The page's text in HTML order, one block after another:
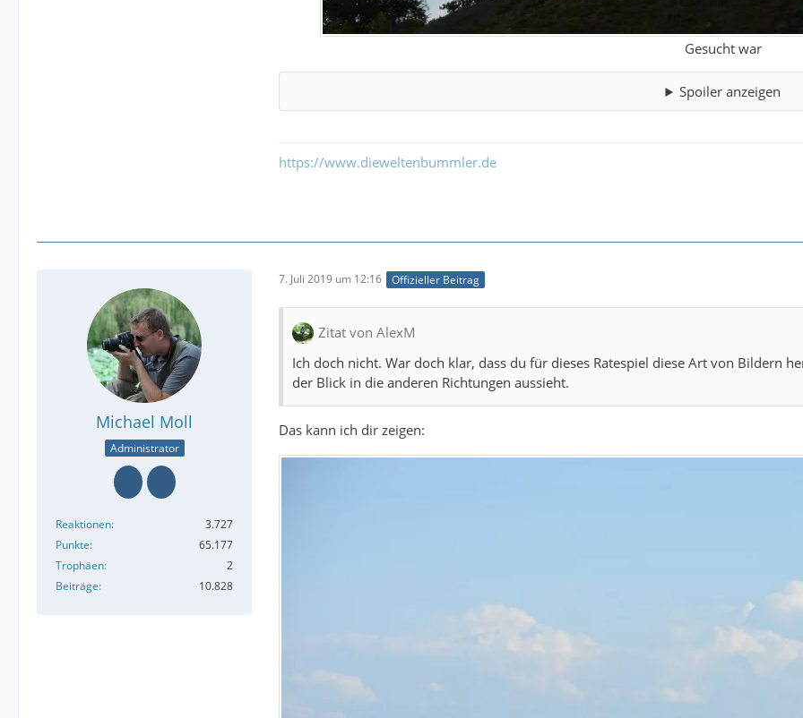
Gesucht war
Spoiler anzeigen
https://www.dieweltenbummler.de
Michael Moll
Administrator
Reaktionen
3.727
Punkte
65.177
Trophäen
2
Beiträge
10.828
7. Juli 2019 um 12:16 Offizieller Beitrag
Zitat von AlexM
Ich doch nicht. War doch klar, dass du für dieses Ratespiel diese Art von Bildern
der Blick in die anderen Richtungen aussieht.
Das kann ich dir zeigen: